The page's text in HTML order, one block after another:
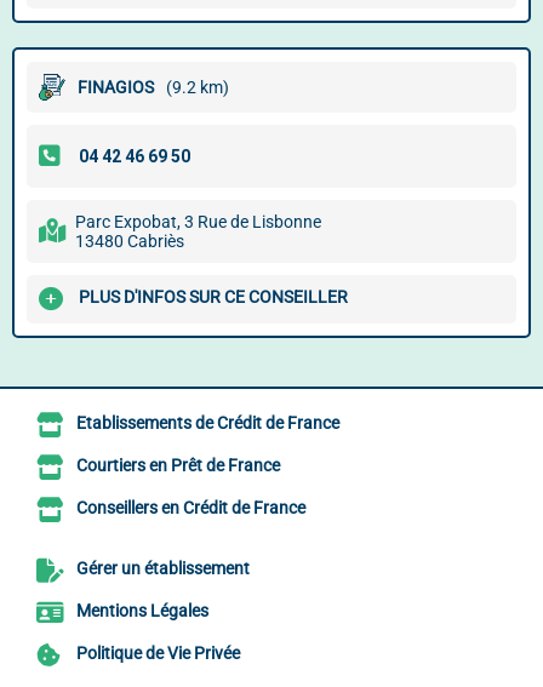
FINAGIOS (9.2 km)
Parc Expobat, 3 Rue de Lisbonne
13480 Cabriès
PLUS D'INFOS SUR CE CONSEILLER
Etablissements de Crédit de France
Courtiers en Prêt de France
Conseillers en Crédit de France
Gérer un établissement
Mentions Légales
Politique de Vie Privée